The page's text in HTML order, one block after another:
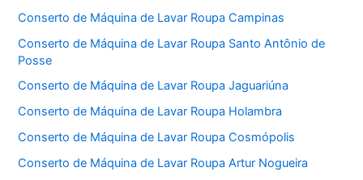
Conserto de Máquina de Lavar Roupa Campinas
Conserto de Máquina de Lavar Roupa Santo Antônio de
Posse
Conserto de Máquina de Lavar Roupa Jaguariúna
Conserto de Máquina de Lavar Roupa Holambra
Conserto de Máquina de Lavar Roupa Cosmópolis
Conserto de Máquina de Lavar Roupa Artur Nogueira